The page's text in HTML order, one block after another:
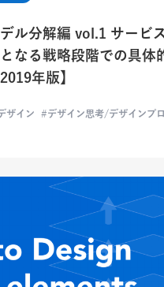
ル分解編 vol.1 サービ
なる戦略段階での具体
年版】
ザイン
デザイン思考/デザインプ